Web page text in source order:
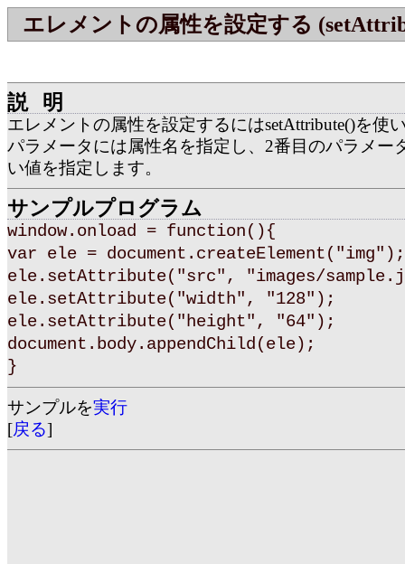
エレメントの属性を設定する
説明
エレメントの属性を設定するにはsetAttribute()を使
パラメータには属性名を指定し、2番目のパラメー
い値を指定します。
サンプルプログラム
window.onload = function(){
var ele = document.createElement("img");
ele.setAttribute("src", "images/
ele.setAttribute("width", "128");
ele.setAttribute("height", "64");
document.body.appendChild(ele);
}
サンプルを実行
[戻る]